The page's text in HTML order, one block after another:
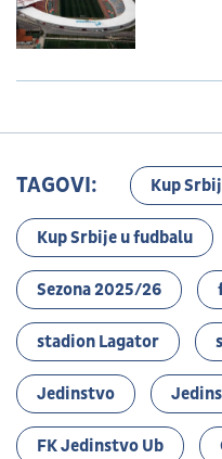
TAGOVI: Kup
Kup Srbije u fudbalu
Sezona 2025/26
stadion Lagator
Jedinstvo
FK Jedinstvo Ub